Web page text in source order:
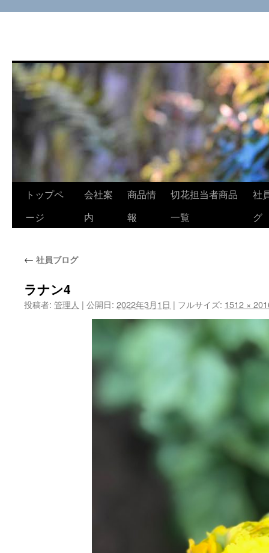
ン
へ
トップペ
ージ
会社案
内
商品情
報
切花担当者商品
一覧
社
グ
← 社員ブログ
ラナン4
投稿者: 管理人 | 公開日: 2022年3月1日 | フルサイズ: 1512 ×